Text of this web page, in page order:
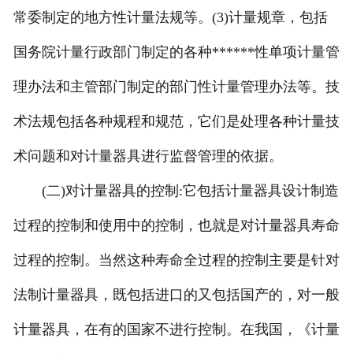
常委制定的地方性计量法规等。(3)计量规章，包括
国务院计量行政部门制定的各种******性单项计量管
理办法和主管部门制定的部门性计量管理办法等。技
术法规包括各种规程和规范，它们是处理各种计量技
术问题和对计量器具进行监督管理的依据。
(二)对计量器具的控制:它包括计量器具设计制造
过程的控制和使用中的控制，也就是对计量器具寿命
过程的控制。当然这种寿命全过程的控制主要是针对
法制计量器具，既包括进口的又包括国产的，对一般
计量器具，在有的国家不进行控制。在我国，《计量